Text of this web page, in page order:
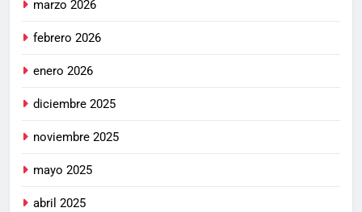
marzo 2026
febrero 2026
enero 2026
diciembre 2025
noviembre 2025
mayo 2025
abril 2025